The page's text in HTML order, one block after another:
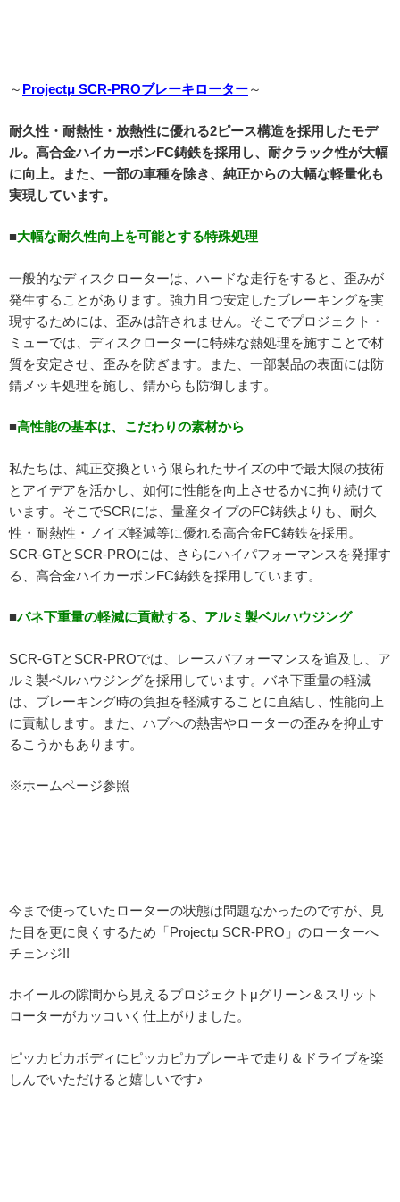
～ Projectμ SCR-PROブレーキローター～
耐久性・耐熱性・放熱性に優れる2ピース構造を採用したモデ
ル。高合金ハイカーボンFC鋳鉄を採用し、耐クラック性が大幅
に向上。また、一部の車種を除き、純正からの大幅な軽量化も
実現しています。
■大幅な耐久性向上を可能とする特殊処理
一般的なディスクローターは、ハードな走行をすると、歪みが
発生することがあります。強力且つ安定したブレーキングを実
現するためには、歪みは許されません。そこでプロジェクト・
ミューでは、ディスクローターに特殊な熱処理を施すことで材
質を安定させ、歪みを防ぎます。また、一部製品の表面には防
錆メッキ処理を施し、錆からも防御します。
■高性能の基本は、こだわりの素材から
私たちは、純正交換という限られたサイズの中で最大限の技術
とアイデアを活かし、如何に性能を向上させるかに拘り続けて
います。そこでSCRには、量産タイプのFC鋳鉄よりも、耐久
性・耐熱性・ノイズ軽減等に優れる高合金FC鋳鉄を採用。
SCR-GTとSCR-PROには、さらにハイパフォーマンスを発揮す
る、高合金ハイカーボンFC鋳鉄を採用しています。
■バネ下重量の軽減に貢献する、アルミ製ベルハウジング
SCR-GTとSCR-PROでは、レースパフォーマンスを追及し、ア
ルミ製ベルハウジングを採用しています。バネ下重量の軽減
は、ブレーキング時の負担を軽減することに直結し、性能向上
に貢献します。また、ハブへの熱害やローターの歪みを抑止す
るこうかもあります。
※ホームページ参照
今まで使っていたローターの状態は問題なかったのですが、見
た目を更に良くするため「Projectμ SCR-PRO」のローターへ
チェンジ!!
ホイールの隙間から見えるプロジェクトμグリーン＆スリット
ローターがカッコいく仕上がりました。
ピッカピカボディにピッカピカブレーキで走り＆ドライブを楽
しんでいただけると嬉しいです♪